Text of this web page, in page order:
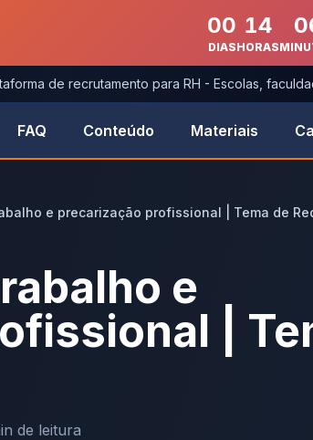
00
DIAS
14
HORAS
de recrutamento para RH - Escolas,
FAQ Conteúdo Materiais
e precarização profissional | Tema de
e
|
de leitura